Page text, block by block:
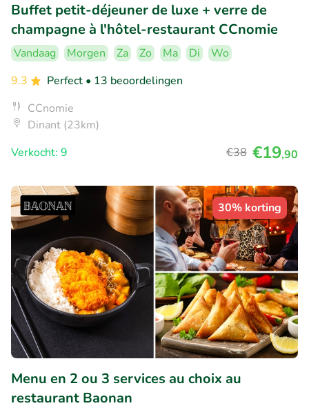
Buffet petit-déjeuner de luxe + verre de
champagne à l'hôtel-restaurant CCnomie
Vandaag Morgen Za Zo Ma Di
Wo
9.3
Perfect • 13 beoordelingen
CCnomie
Dinant (23km)
Verkocht: 9
€38 €19,90
30% korting
Menu en 2 ou 3 services au choix au
restaurant Baonan